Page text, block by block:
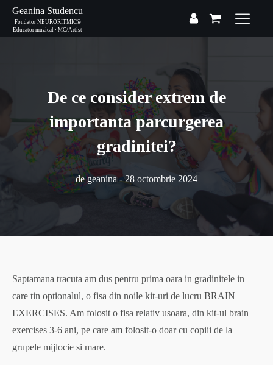
Geanina Studencu
Fondator NEURORITMIC®
Educator muzical · MC/Artist
De ce consider extrem de
importanta parcurgerea
gradinitei?
degeanina-28 octombrie 2024
Saptamana tracuta am dus pentru prima oara in gradinitele in
care tin optionalul, o fisa din noile kit-uri de lucru BRAIN
EXERCISES. Am folosit o fisa relativ usoara, din kit-ul brain
exercises 3-6 ani, pe care am folosit-o doar cu copiii de la
grupele mijlocie si mare.